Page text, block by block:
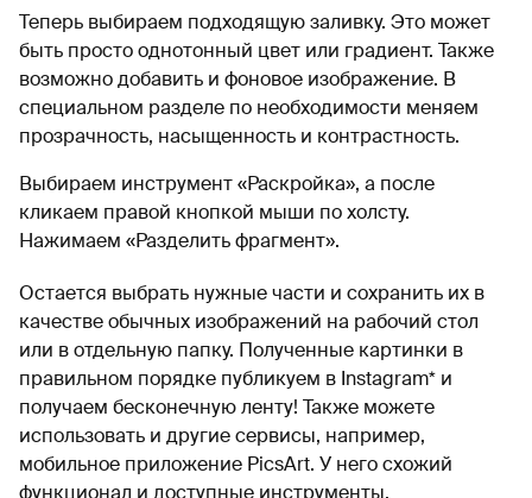
Теперь выбираем подходящую заливку. Это может
быть просто однотонный цвет или градиент. Также
возможно добавить и фоновое изображение. В
специальном разделе по необходимости меняем
прозрачность, насыщенность и контрастность.
Выбираем инструмент «Раскройка», а после
кликаем правой кнопкой мыши по холсту.
Нажимаем «Разделить фрагмент».
Остается выбрать нужные части и сохранить их в
качестве обычных изображений на рабочий стол
или в отдельную папку. Полученные картинки в
правильном порядке публикуем в Instagram* и
получаем бесконечную ленту! Также можете
использовать и другие сервисы, например,
мобильное приложение PicsArt. У него схожий
функционал и доступные инструменты.